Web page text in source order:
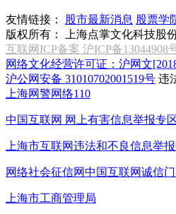
友情链接： 股市最新消息 股票学
版权所有：
上海点掌文化科技股
互联网ICP备案 沪ICP备13044908
网络文化经营许可证：沪网文
沪公网安备 31010702001519号 违
上海网警网络110
中国互联网 网上有害信息举报专
上海市互联网违法和不良信息举
网络社会征信网中国互联网诚信
上海市工商管理局